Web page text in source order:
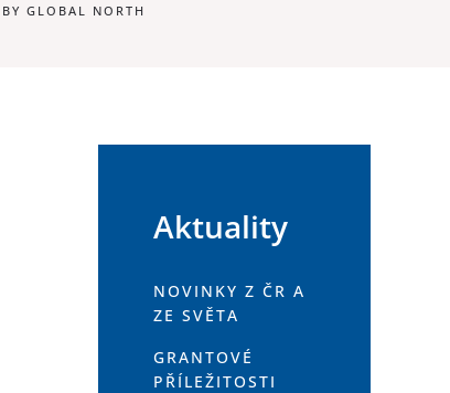
GLOBAL NORTH
Aktuality
NOVINKY Z ČR A
ZE SVĚTA
GRANTOVÉ
PŘÍLEŽITOSTI